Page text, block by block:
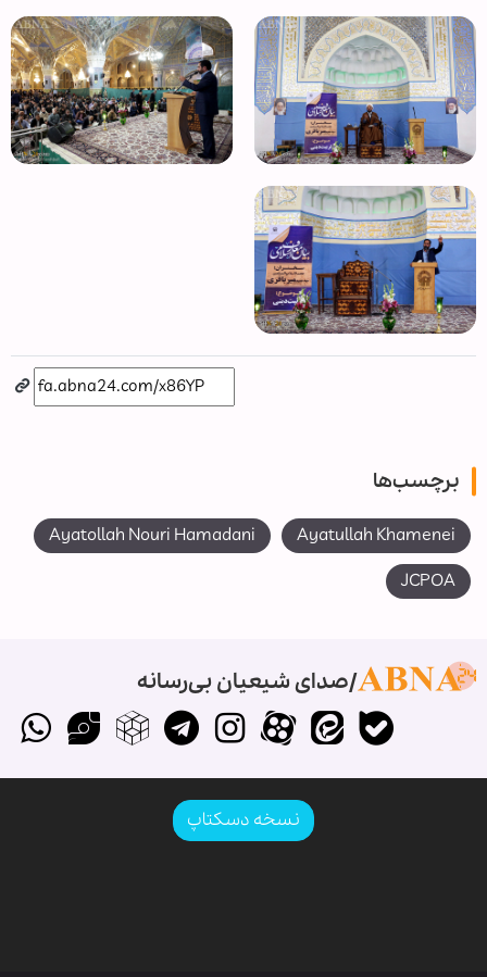
برچسب‌ها
Ayatullah Khamenei
Ayatollah Nouri Hamadani
JCPOA
صدای شیعیان بی‌رسانه
نسخه دسکتاپ